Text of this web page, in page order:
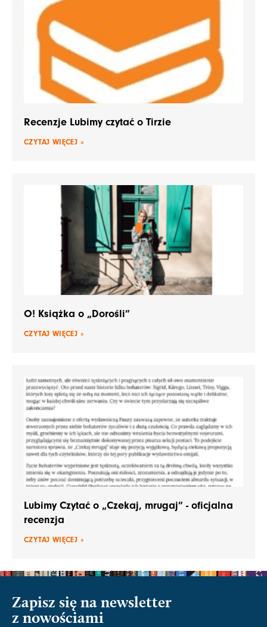
Recenzje Lubimy czytać o Tirzie
CZYTAJ WIĘCEJ »
O! Książka o „Dorośli”
CZYTAJ WIĘCEJ »
Lubimy Czytać o „Czekaj, mrugaj” - oficjalna
recenzja
CZYTAJ WIĘCEJ »
Zapisz się na newsletter
z nowościami